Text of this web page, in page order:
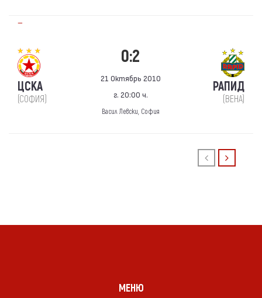
—
ЦСКА
(СОФИЯ)
0:2
21 Октябрь 2010
г. 20:00 ч.
Васил Левски, София
РАПИД
(ВЕНА)
МЕНЮ